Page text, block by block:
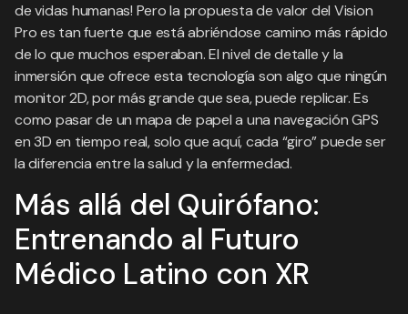
de vidas humanas! Pero la propuesta de valor del Vision
Pro es tan fuerte que está abriéndose camino más rápido
de lo que muchos esperaban. El nivel de detalle y la
inmersión que ofrece esta tecnología son algo que ningún
monitor 2D, por más grande que sea, puede replicar. Es
como pasar de un mapa de papel a una navegación GPS
en 3D en tiempo real, solo que aquí, cada “giro” puede ser
la diferencia entre la salud y la enfermedad.
Más allá del Quirófano:
Entrenando al Futuro
Médico Latino con XR